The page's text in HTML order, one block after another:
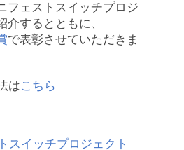
フェストスイッチプロジ
介するとともに、
で表彰させていただきま
はこちら